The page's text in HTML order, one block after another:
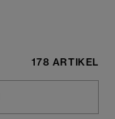
178 ARTIKEL